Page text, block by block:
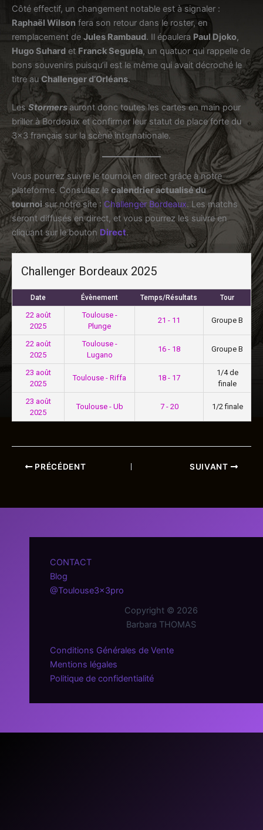
Côté effectif, un changement notable est à signaler :
Raphaël Wilson fera son retour dans le roster, en
remplacement de Jules Rambaud. Il épaulera Paul Djoko,
Hugo Suhard et Franck Seguela, un quatuor qui rappelle de
bons souvenirs puisqu’il est le même qui avait décroché le
titre auChallenger d’Orléans.
LesStormers auront donc toutes les cartes en main pour
briller à Bordeaux et confirmer leur statut de place forte du
3×3 français sur la scène internationale.
Vous pourrez suivre le tournoi en direct grâce à notre
plateforme. Consultez lecalendrier actualisé du
tournoisur notre site : Challenger Bordeaux. Les matchs
seront diffusés en direct, et vous pourrez les suivre en
cliquant sur le bouton Direct.
Challenger Bordeaux 2025
Date Évènement Temps/Résultats Tour
22 août
2025
Toulouse -
Plunge
21 - 11 Groupe B
22 août
2025
Toulouse -
Lugano
16 - 18 Groupe B
23 août
2025
Toulouse - Riffa 18 - 17
1/4 de
finale
23 août
2025
Toulouse - Ub 7 - 20 1/2 finale
PRÉCÉDENT SUIVANT
CONTACT
Blog
@Toulouse3x3pro
Copyright © 2026
Barbara THOMAS
Conditions Générales de Vente
Mentions légales
Politique de confidentialité